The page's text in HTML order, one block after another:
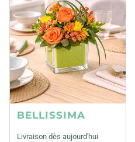
BELLISSIMA
Livraison dès aujourd'hui